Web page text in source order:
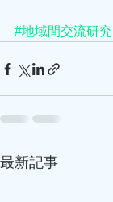
#地域間交流研究
最新記事